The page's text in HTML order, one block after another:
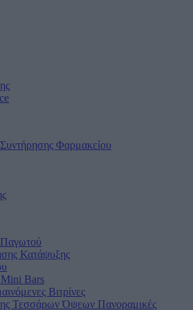
Συντήρησης Φαρμακείου
Παγωτού
Κατάψυξης
Bars
Βιτρίνες
Τεσσάρων Όψεων Πανοραμικές